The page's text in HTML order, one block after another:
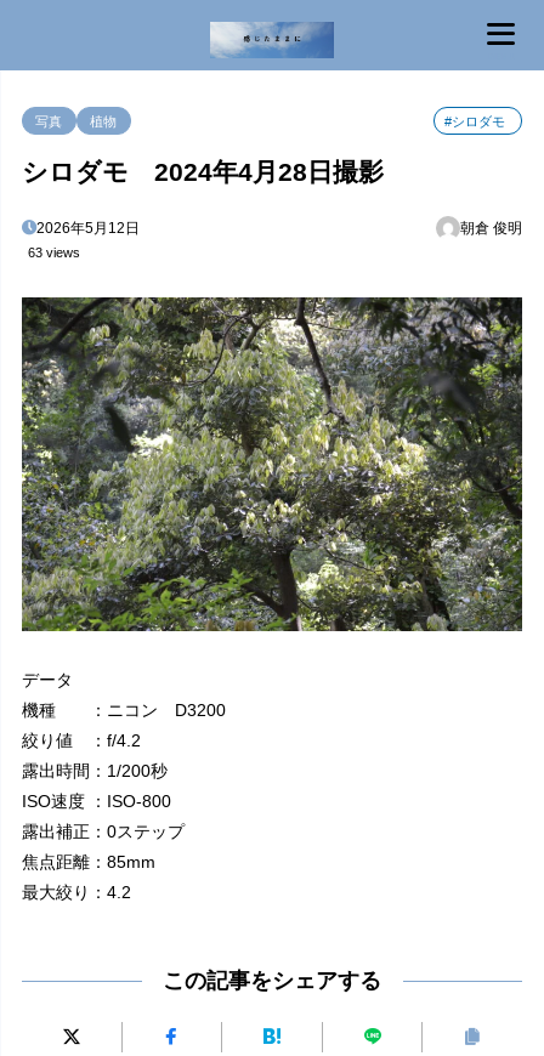
写真 植物 #シロダモ
シロダモ 2024年4月28日撮影
2026年5月12日 朝倉 俊明
63 views
データ
機種 ：ニコン D3200
絞り値 ：f/4.2
露出時間：1/200秒
ISO速度 ：ISO-800
露出補正：0ステップ
焦点距離：85mm
最大絞り：4.2
この記事をシェアする